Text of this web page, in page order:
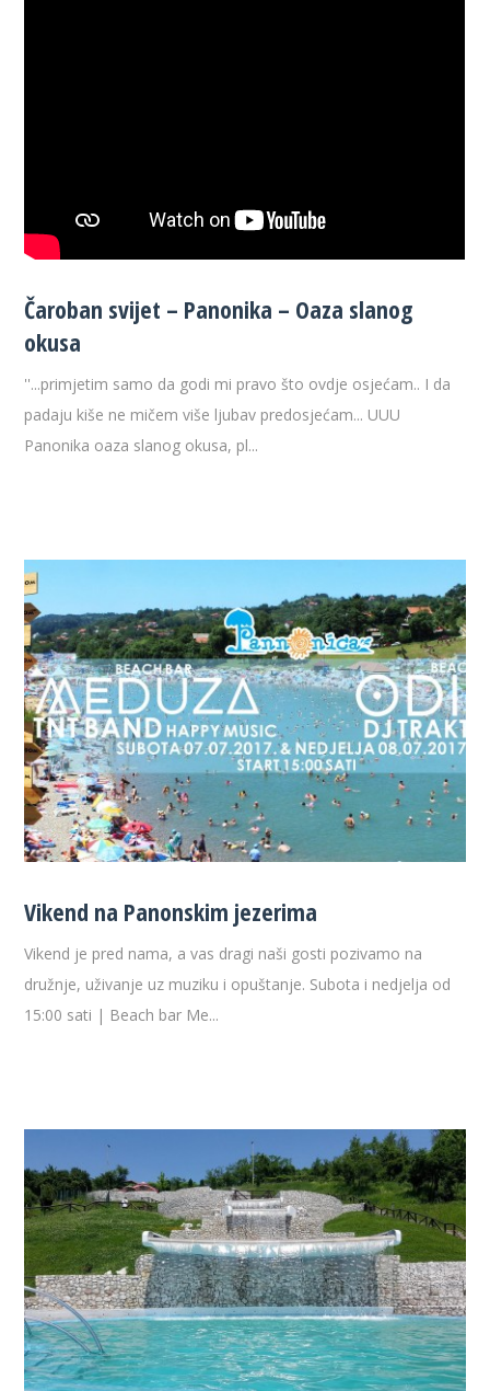
Čaroban svijet – Panonika – Oaza slanog
okusa
''...primjetim samo da godi mi pravo što ovdje osjećam.. I da
padaju kiše ne mičem više ljubav predosjećam... UUU
Panonika oaza slanog okusa, pl...
Vikend na Panonskim jezerima
Vikend je pred nama, a vas dragi naši gosti pozivamo na
družnje, uživanje uz muziku i opuštanje. Subota i nedjelja od
15:00 sati | Beach bar Me...